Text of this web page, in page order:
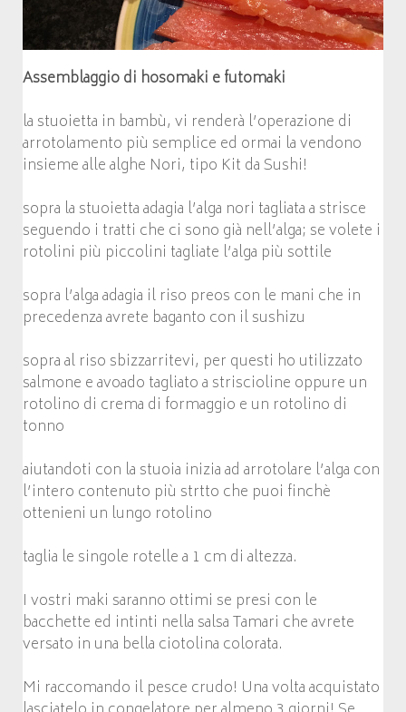
Assemblaggio di hosomaki e futomaki
la stuoietta in bambù, vi renderà l’operazione di
arrotolamento più semplice ed ormai la vendono
insieme alle alghe Nori, tipo Kit da Sushi!
sopra la stuoietta adagia l’alga nori tagliata a strisce
seguendo i tratti che ci sono già nell’alga; se volete i
rotolini più piccolini tagliate l’alga più sottile
sopra l’alga adagia il riso preos con le mani che in
precedenza avrete baganto con il sushizu
sopra al riso sbizzarritevi, per questi ho utilizzato
salmone e avoado tagliato a striscioline oppure un
rotolino di crema di formaggio e un rotolino di
tonno
aiutandoti con la stuoia inizia ad arrotolare l’alga con
l’intero contenuto più strtto che puoi finchè
ottenieni un lungo rotolino
taglia le singole rotelle a 1 cm di altezza.
I vostri maki saranno ottimi se presi con le
bacchette ed intinti nella salsa Tamari che avrete
versato in una bella ciotolina colorata.
Mi raccomando il pesce crudo! Una volta acquistato